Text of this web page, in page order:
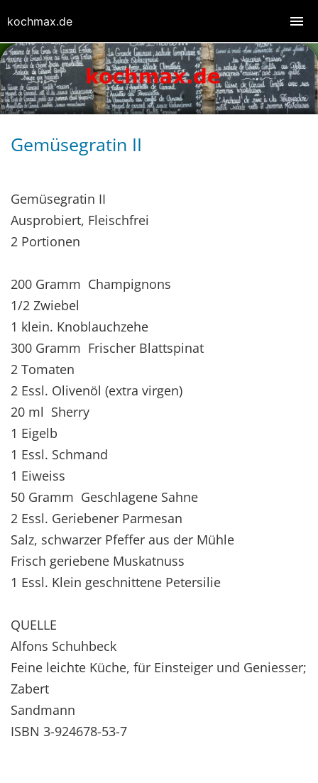
Gemüsegratin II
Gemüsegratin II
Ausprobiert, Fleischfrei
2 Portionen
200 Gramm Champignons
1/2 Zwiebel
1 klein. Knoblauchzehe
300 Gramm Frischer Blattspinat
2 Tomaten
2 Essl. Olivenöl (extra virgen)
20 ml Sherry
1 Eigelb
1 Essl. Schmand
1 Eiweiss
50 Gramm Geschlagene Sahne
2 Essl. Geriebener Parmesan
Salz, schwarzer Pfeffer aus der Mühle
Frisch geriebene Muskatnuss
1 Essl. Klein geschnittene Petersilie
QUELLE
Alfons Schuhbeck
Feine leichte Küche, für Einsteiger und Geniesser;
Zabert
Sandmann
ISBN 3-924678-53-7
kochmax.de